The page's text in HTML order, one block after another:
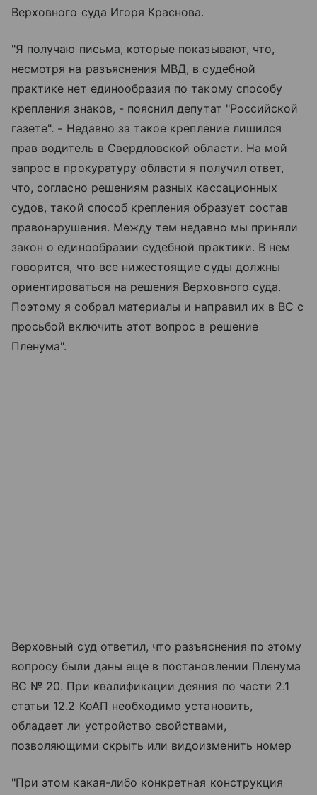
Верховного суда Игоря Краснова.
"Я получаю письма, которые показывают, что,
несмотря на разъяснения МВД, в судебной
практике нет единообразия по такому способу
крепления знаков, - пояснил депутат "Российской
газете". - Недавно за такое крепление лишился
прав водитель в Свердловской области. На мой
запрос в прокуратуру области я получил ответ,
что, согласно решениям разных кассационных
судов, такой способ крепления образует состав
правонарушения. Между тем недавно мы приняли
закон о единообразии судебной практики. В нем
говорится, что все нижестоящие суды должны
ориентироваться на решения Верховного суда.
Поэтому я собрал материалы и направил их в ВС с
просьбой включить этот вопрос в решение
Пленума".
Верховный суд ответил, что разъяснения по этому
вопросу были даны еще в постановлении Пленума
ВС № 20. При квалификации деяния по части 2.1
статьи 12.2 КоАП необходимо установить,
обладает ли устройство свойствами,
позволяющими скрыть или видоизменить номер
"При этом какая-либо конкретная конструкция